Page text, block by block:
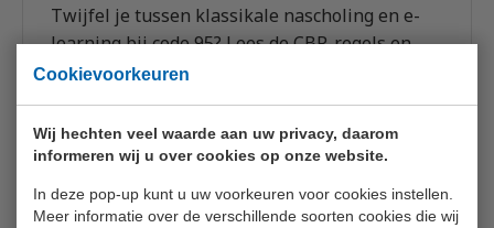
Cookievoorkeuren
Wij hechten veel waarde aan uw privacy, daarom
informeren wij u over cookies op onze website.
In deze pop-up kunt u uw voorkeuren voor cookies instellen.
Meer informatie over de verschillende soorten cookies die wij
Twijfel je tussen klassikale nascholing en e-
learning bij code 95? Lees de CBR-regels en
kies de vorm die past bij jouw planning en
Lees meer